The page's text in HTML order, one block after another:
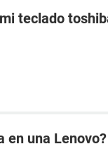
teclado
en una Lenovo?